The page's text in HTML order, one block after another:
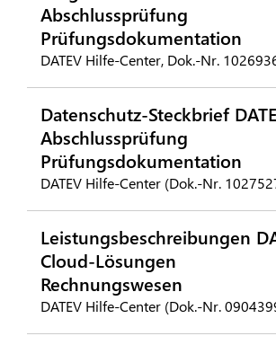
Abschlussprüfung
Prüfungsdokumentation
DATEV Hilfe-Center, Dok.-Nr.
Datenschutz-Steckbrief
Abschlussprüfung
Prüfungsdokumentation
DATEV Hilfe-Center (Dok.-Nr.
Leistungsbeschreibungen
Cloud-Lösungen
Rechnungswesen
DATEV Hilfe-Center (Dok.-Nr.